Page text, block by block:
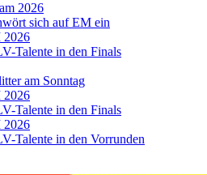
2026
sich auf EM ein
2026
Talente in den Finals
am Sonntag
2026
Talente in den Finals
2026
Talente in den Vorrunden